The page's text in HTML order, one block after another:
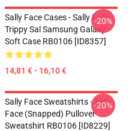
Sally Face Cases - Sally Face
Trippy Sal Samsung Galaxy
Soft Case RB0106 [ID8357]
14,81 € - 16,10 €
-20%
Sally Face Sweatshirts - Sally
Face (Snapped) Pullover
Sweatshirt RB0106 [ID8229]
-20%